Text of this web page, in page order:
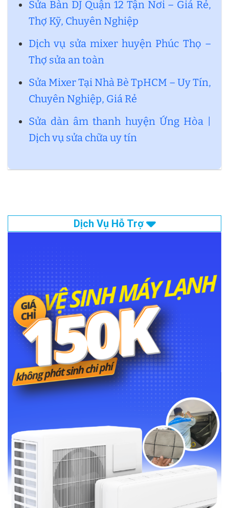
Sửa Bàn DJ Quận 12 Tận Nơi – Giá Rẻ,
Thợ Kỹ, Chuyên Nghiệp
Dịch vụ sửa mixer huyện Phúc Thọ –
Thợ sửa an toàn
Sửa Mixer Tại Nhà Bè TpHCM – Uy Tín,
Chuyên Nghiệp, Giá Rẻ
Sửa dàn âm thanh huyện Ứng Hòa |
Dịch vụ sửa chữa uy tín
Dịch Vụ Hỗ Trợ